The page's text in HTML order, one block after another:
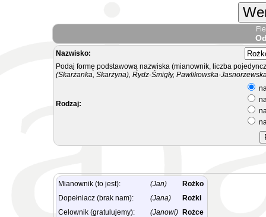
Nazwisko:
Podaj formę podstawową nazwiska (mianownik, liczba
(Skarżanka, Skarżyna), Rydz-Śmigły, Pawlikowska-
Rodzaj:
Mianownik (to jest): (Jan)
Rożko
Dopełniacz (brak nam):
(Jana)
Rożki
Celownik (gratulujemy):
(Janowi)
Rożce